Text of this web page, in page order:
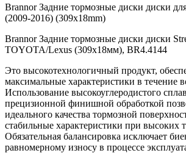
Brannor Задние тормозные диски диски
(2009-2016) (309х18mm)
Brannor Задние тормозные диски диски
TOYOTA/Lexus (309x18мм), BR4.4144
Это высокотехнологичный продукт,
максимальные характеристики в течение
Использование высокоуглеродистого
прецизионной финишной обработкой
идеального качества тормозной
стабильные характеристики при высоких
Обязательная балансировка исключает
равномерному износу в процессе